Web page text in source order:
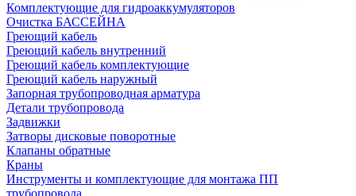
Комплектующие для гидроаккумуляторов
Очистка БАССЕЙНА
Греющий кабель
Греющий кабель внутренний
Греющий кабель комплектующие
Греющий кабель наружный
Запорная трубопроводная арматура
Детали трубопровода
Задвижки
Затворы дисковые поворотные
Клапаны обратные
Краны
Инструменты и комплектующие для монтажа ПП
трубопровода